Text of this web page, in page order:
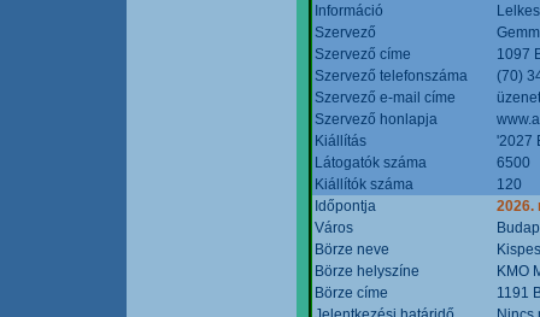
Információ
Szervező
Szervező címe
1097
Szervező telefonszáma
(70)
Szervező e-mail címe
Szervező honlapja
Kiállítás
'2027
Látogatók száma
6500
Kiállítók száma
120
Időpontja
2026.
Város
Börze neve
Börze helyszíne
KMO
Börze címe
1191